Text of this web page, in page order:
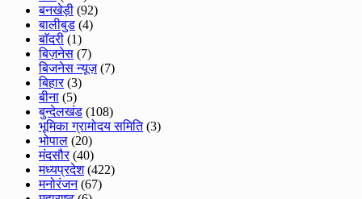
बनखेड़ी (92)
बालीबुड (4)
बाॅदरी (1)
बिज़नेस (7)
बिजनेस न्यूज़(7)
बिहार(3)
बीना (5)
बुन्देलखंड (108)
भूमिका ग्रामोदय समिति(3)
भोपाल (20)
मंदसौर(40)
मध्यप्रदेश(422)
मनोरंजन(67)